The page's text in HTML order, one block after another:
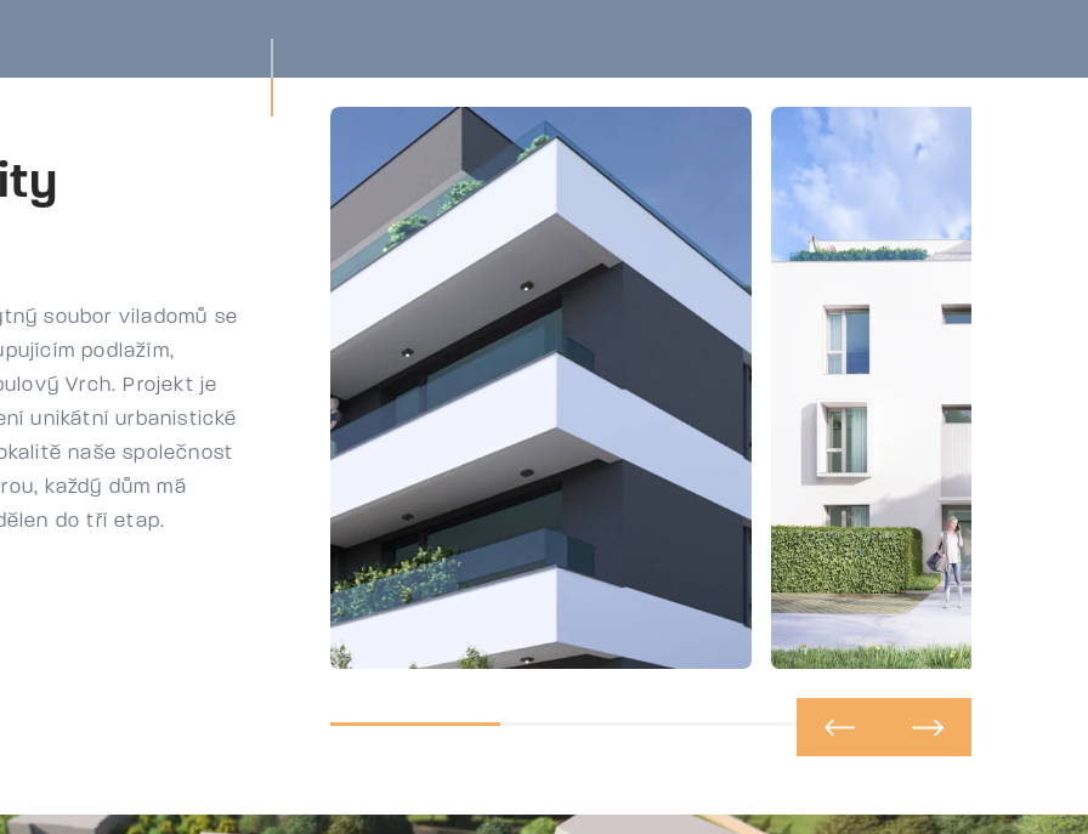
soubor viladomů se
podlažím,
Vrch. Projekt je
unikátní urbanistické
naše společnost
každý dům má
do tří etap.
Čistá fasáda domů je doplněna